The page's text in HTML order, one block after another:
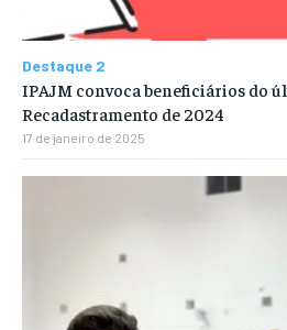
Destaque 2
IPAJM convoca beneficiários do
Recadastramento de 2024
17 de janeiro de 2025